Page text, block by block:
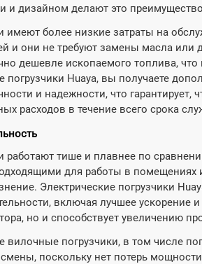
и дизайном делают это
имеют более низкие затраты на
и они не требуют замены масла или
дешевле ископаемого топлива,
погрузчики Huaya, вы получаете
и надежности, что гарантирует,
расходов в течение всего срока
работают тише и плавнее по
для работы в помещениях
Электрические погрузчики
включая лучшее ускорение
но и способствует увеличению
вилочные погрузчики, в том числе
поскольку нет потерь